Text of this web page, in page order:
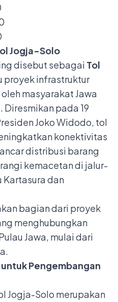
Jogja-Solo
disebut sebagai Tol
proyek infrastruktur
masyarakat Jawa
Diresmikan pada 19
Joko Widodo, tol
konektivitas
distribusi barang
kemacetan di jalur-
Kartasura dan
bagian dari proyek
menghubungkan
Jawa, mulai dari
Pengembangan
Jogja-Solo merupakan